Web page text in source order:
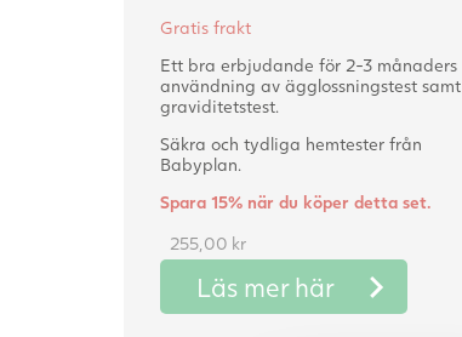
Gratis frakt
Ett bra erbjudande för 2-3 månaders
användning av ägglossningstest samt
graviditetstest.
Säkra och tydliga hemtester från
Babyplan.
Spara 15% när du köper detta set.
255,00 kr
Läs mer här